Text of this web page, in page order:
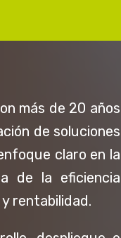
más de 20 años
de soluciones
claro en la
de la eficiencia
rentabilidad.